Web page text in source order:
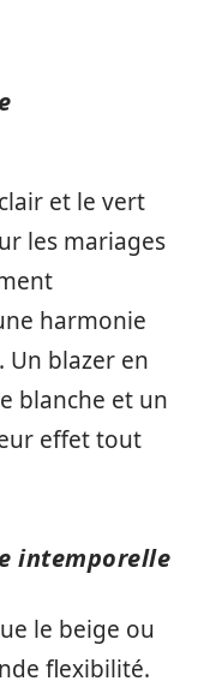
et le vert
les mariages
harmonie
Un blazer en
blanche et un
effet tout
intemporelle
le beige ou
flexibilité.